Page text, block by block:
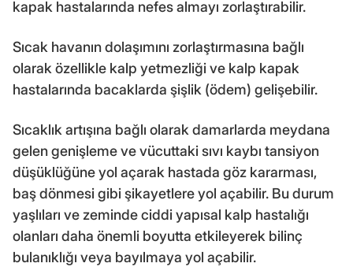
kapak hastalarında nefes almayı zorlaştırabilir.
Sıcak havanın dolaşımını zorlaştırmasına bağlı
olarak özellikle kalp yetmezliği ve kalp kapak
hastalarında bacaklarda şişlik (ödem) gelişebilir.
Sıcaklık artışına bağlı olarak damarlarda meydana
gelen genişleme ve vücuttaki sıvı kaybı tansiyon
düşüklüğüne yol açarak hastada göz kararması,
baş dönmesi gibi şikayetlere yol açabilir. Bu durum
yaşlıları ve zeminde ciddi yapısal kalp hastalığı
olanları daha önemli boyutta etkileyerek bilinç
bulanıklığı veya bayılmaya yol açabilir.